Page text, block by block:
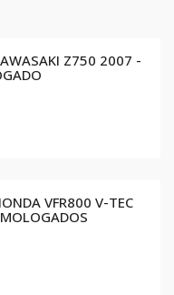
Z750 2007 -
VFR800 V-TEC